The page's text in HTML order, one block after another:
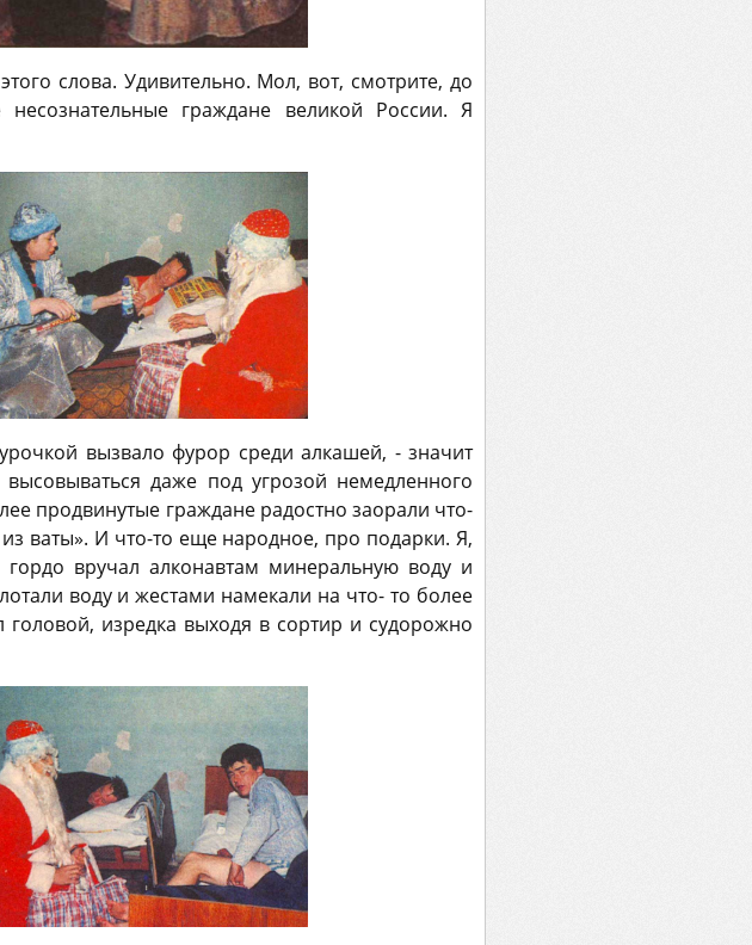
слова. Удивительно. Мол, вот, смотрите, до
несознательные граждане великой России. Я
вызвало фурор среди алкашей, - значит
даже под угрозой немедленного
продвинутые граждане радостно заорали что-
ваты». И что-то еще народное, про подарки. Я,
гордо вручал алконавтам минеральную воду и
воду и жестами намекали на что- то более
головой, изредка выходя в сортир и судорожно